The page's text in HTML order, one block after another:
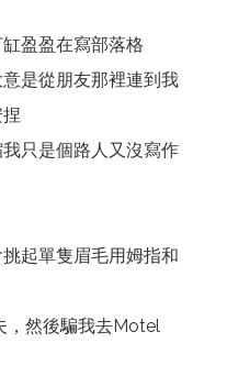
盈盈在寫部落格
是從朋友那裡連到我
只是個路人又沒寫作
起單隻眉毛用姆指和
，然後騙我去Motel